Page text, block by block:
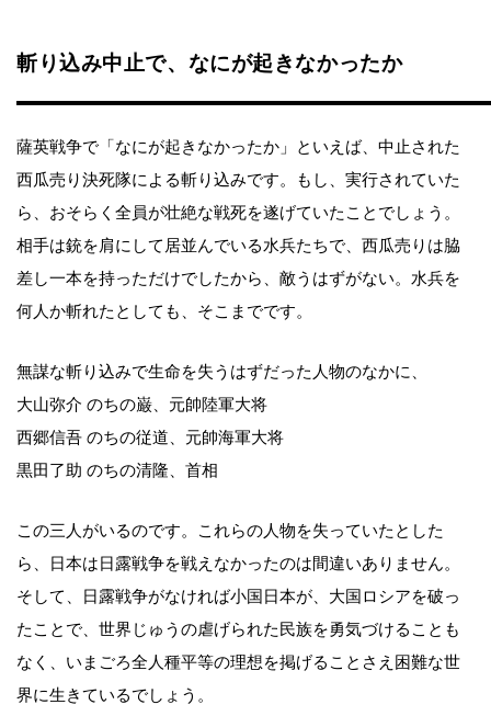
斬り込み中止で、なにが起きなかったか
薩英戦争で「なにが起きなかったか」といえば、中止された
西瓜売り決死隊による斬り込みです。もし、実行されていた
ら、おそらく全員が壮絶な戦死を遂げていたことでしょう。
相手は銃を肩にして居並んでいる水兵たちで、西瓜売りは脇
差し一本を持っただけでしたから、敵うはずがない。水兵を
何人か斬れたとしても、そこまでです。
無謀な斬り込みで生命を失うはずだった人物のなかに、
大山弥介 のちの巌、元帥陸軍大将
西郷信吾 のちの従道、元帥海軍大将
黒田了助 のちの清隆、首相
この三人がいるのです。これらの人物を失っていたとした
ら、日本は日露戦争を戦えなかったのは間違いありません。
そして、日露戦争がなければ小国日本が、大国ロシアを破っ
たことで、世界じゅうの虐げられた民族を勇気づけることも
なく、いまごろ全人種平等の理想を掲げることさえ困難な世
界に生きているでしょう。